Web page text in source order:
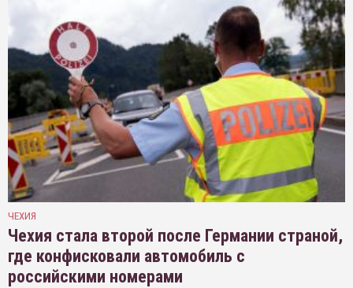
ЧЕХИЯ
Чехия стала второй после Германии страной,
где конфисковали автомобиль с
российскими номерами